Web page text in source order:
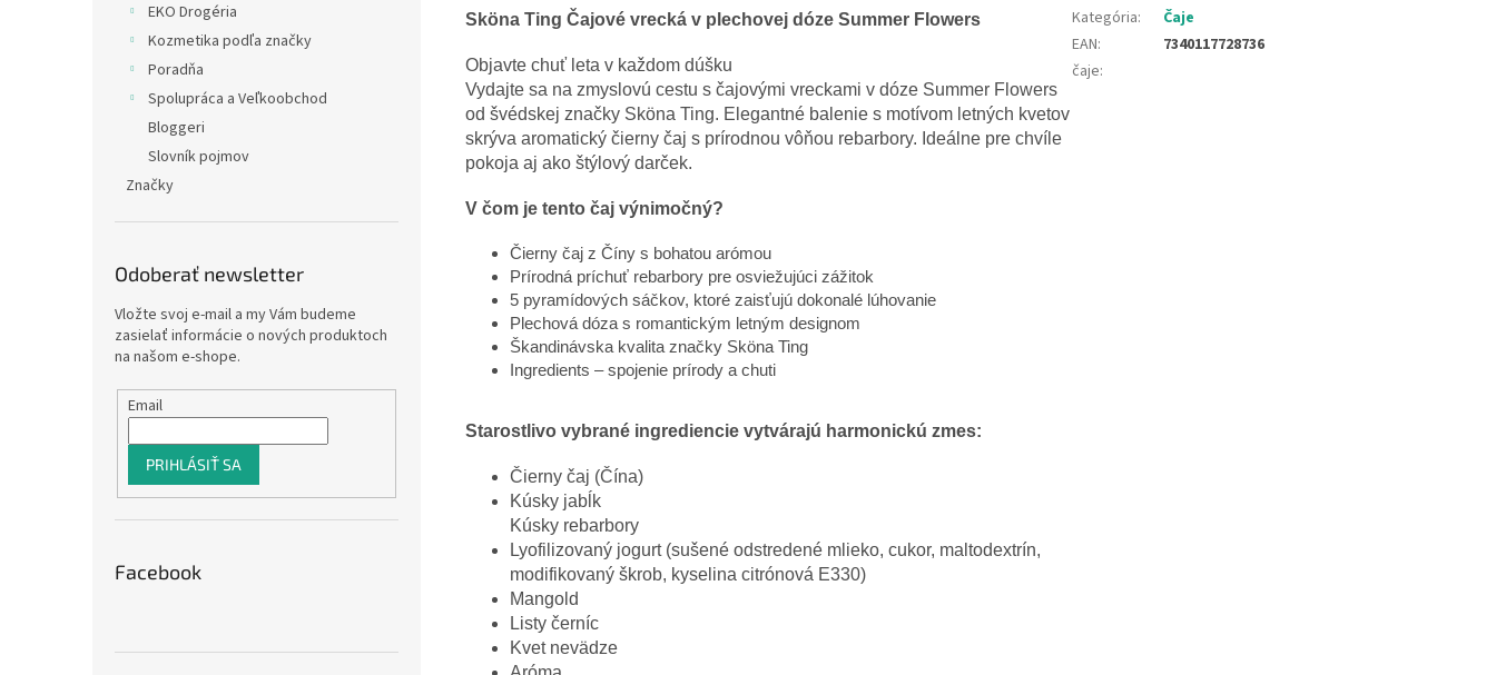
EKO Drogéria
Kozmetika podľa značky
Poradňa
Spolupráca a Veľkoobchod
Bloggeri
Slovník pojmov
Značky
Odoberať newsletter
Vložte svoj e-mail a my Vám budeme
zasielať informácie o nových produktoch
na našom e-shope.
Email
PRIHLÁSIŤ SA
Facebook
Sköna Ting Čajové vrecká v plechovej dóze Summer Flowers
Objavte chuť leta v každom dúšku
Vydajte sa na zmyslovú cestu s čajovými vreckami v dóze Summer Flowers
od švédskej značky Sköna Ting. Elegantné balenie s motívom letných kvetov
skrýva aromatický čierny čaj s prírodnou vôňou rebarbory. Ideálne pre chvíle
pokoja aj ako štýlový darček.
V čom je tento čaj výnimočný?
Čierny čaj z Číny s bohatou arómou
Prírodná príchuť rebarbory ​​pre osviežujúci zážitok
5 pyramídových sáčkov, ktoré zaisťujú dokonalé lúhovanie
Plechová dóza s romantickým letným designom
Škandinávska kvalita značky Sköna Ting
Ingredients – spojenie prírody a chuti
Starostlivo vybrané ingrediencie vytvárajú harmonickú zmes:
Čierny čaj (Čína)
Kúsky jabĺk
Kúsky rebarbory
Lyofilizovaný jogurt (sušené odstredené mlieko, cukor, maltodextrín,
modifikovaný škrob, kyselina citrónová E330)
Mangold
Listy černíc
Kvet nevädze
Kategória:
Čaje
EAN:
7340117728736
čaje: